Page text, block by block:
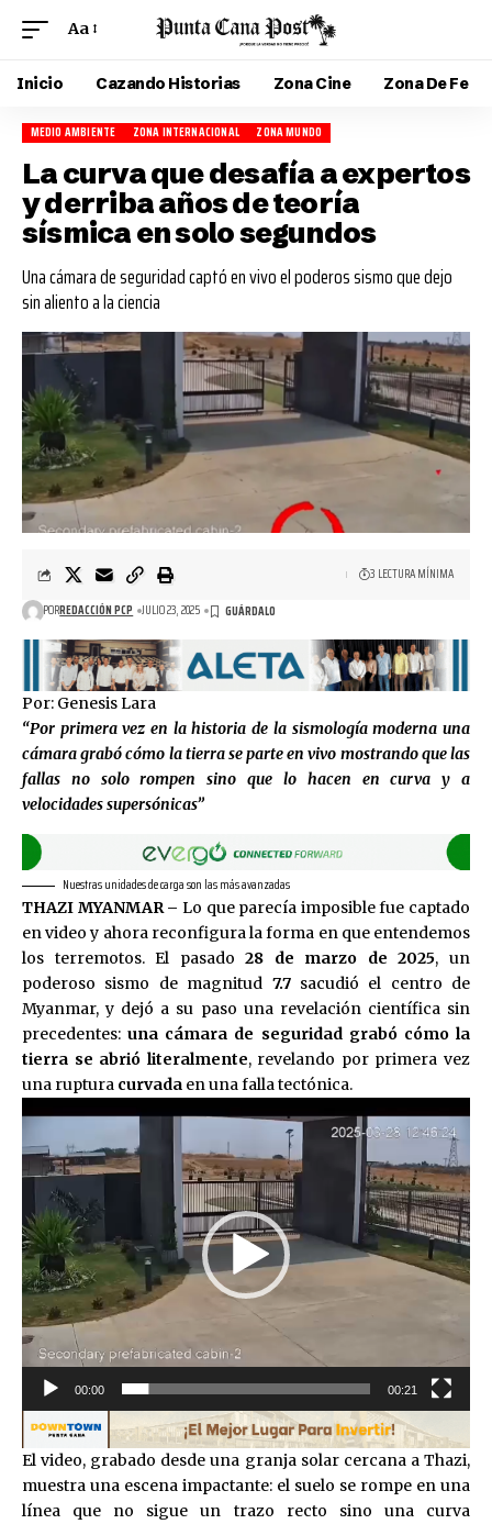
Aa
Inicio Cazando Historias Zona Cine Zona De Fe
MEDIO AMBIENTE ZONA INTERNACIONAL ZONA MUNDO
La curva que desafía a expertos
y derriba años de teoría
sísmica en solo segundos
Una cámara de seguridad captó en vivo el poderos sismo que dejo
sin aliento a la ciencia
PORREDACCIÓN PCP JULIO 23, 2025
3 LECTURA MÍNIMA
Por: Genesis Lara
“Por primera vez en la historia de la sismología moderna una
cámara grabó cómo la tierra se parte en vivo mostrando que las
fallas no solo rompen sino que lo hacen en curva y a
velocidades supersónicas”
Nuestras unidades de carga son las más avanzadas
THAZI MYANMAR – Lo que parecía imposible fue captado
en video y ahora reconfigura la forma en que entendemos
los terremotos. El pasado28 de marzo de 2025, un
poderoso sismo de magnitud 7.7sacudió el centro de
Myanmar, y dejó a su paso una revelación científica sin
precedentes:una cámara de seguridad grabó cómo la
tierra se abrió literalmente, revelando por primera vez
una ruptura curvada en una falla tectónica.
vídeo
00:00 00:21
El video, grabado desde una granja solar cercana a Thazi,
muestra una escena impactante: el suelo se rompe en una
línea que no sigue un trazo recto sino una curva